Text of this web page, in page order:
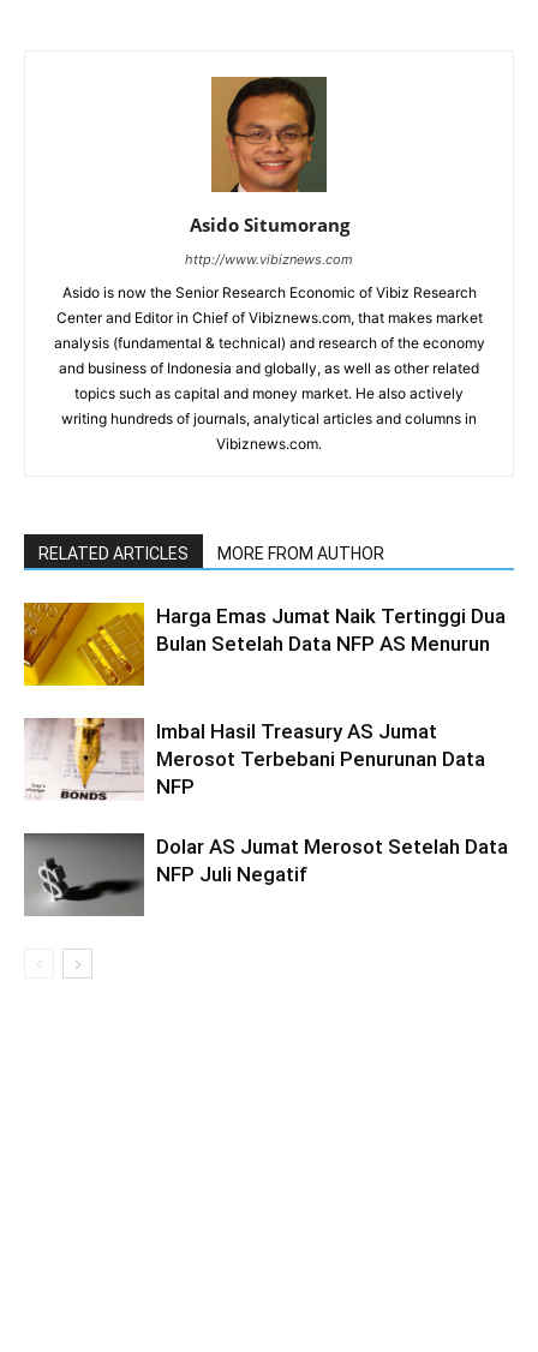
Asido Situmorang
http://www.vibiznews.com
Asido is now the Senior Research Economic of Vibiz Research
Center and Editor in Chief of Vibiznews.com, that makes market
analysis (fundamental & technical) and research of the economy
and business of Indonesia and globally, as well as other related
topics such as capital and money market. He also actively
writing hundreds of journals, analytical articles and columns in
Vibiznews.com.
RELATED ARTICLES MORE FROM AUTHOR
Harga Emas Jumat Naik Tertinggi Dua
Bulan Setelah Data NFP AS Menurun
Imbal Hasil Treasury AS Jumat
Merosot Terbebani Penurunan Data
NFP
Dolar AS Jumat Merosot Setelah Data
NFP Juli Negatif